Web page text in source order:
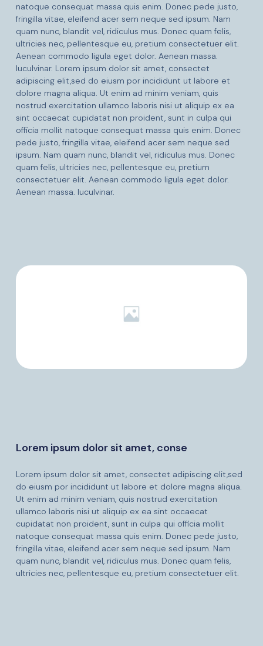
natoque consequat massa quis enim. Donec pede justo,
fringilla vitae, eleifend acer sem neque sed ipsum. Nam
quam nunc, blandit vel, ridiculus mus. Donec quam felis,
ultricies nec, pellentesque eu, pretium consectetuer elit.
Aenean commodo ligula eget dolor. Aenean massa.
luculvinar. Lorem ipsum dolor sit amet, consectet
adipiscing elit,sed do eiusm por incididunt ut labore et
dolore magna aliqua. Ut enim ad minim veniam, quis
nostrud exercitation ullamco laboris nisi ut aliquip ex ea
sint occaecat cupidatat non proident, sunt in culpa qui
officia mollit natoque consequat massa quis enim. Donec
pede justo, fringilla vitae, eleifend acer sem neque sed
ipsum. Nam quam nunc, blandit vel, ridiculus mus. Donec
quam felis, ultricies nec, pellentesque eu, pretium
consectetuer elit. Aenean commodo ligula eget dolor.
Aenean massa. luculvinar.
Lorem ipsum dolor sit amet, conse
Lorem ipsum dolor sit amet, consectet adipiscing elit,sed
do eiusm por incididunt ut labore et dolore magna aliqua.
Ut enim ad minim veniam, quis nostrud exercitation
ullamco laboris nisi ut aliquip ex ea sint occaecat
cupidatat non proident, sunt in culpa qui officia mollit
natoque consequat massa quis enim. Donec pede justo,
fringilla vitae, eleifend acer sem neque sed ipsum. Nam
quam nunc, blandit vel, ridiculus mus. Donec quam felis,
ultricies nec, pellentesque eu, pretium consectetuer elit.